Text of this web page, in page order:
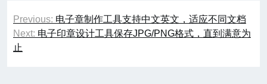
文
章
导
Previous: 电子章制作工具支持中文英文，适应不同文档
Next: 电子印章设计工具保存JPG/PNG格式，直到满意为
止